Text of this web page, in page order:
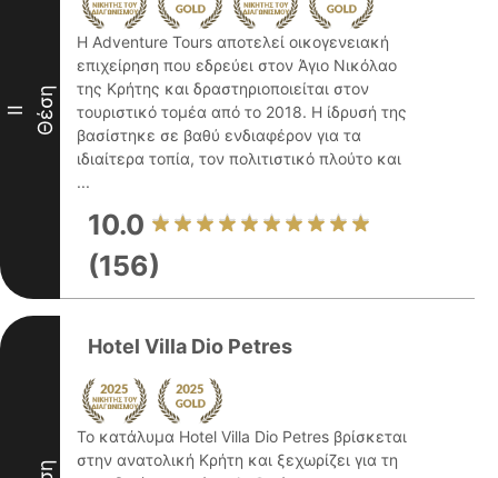
II Θέση
Η Adventure Tours αποτελεί οικογενειακή
επιχείρηση που εδρεύει στον Άγιο Νικόλαο
της Κρήτης και δραστηριοποιείται στον
τουριστικό τομέα από το 2018. Η ίδρυσή της
βασίστηκε σε βαθύ ενδιαφέρον για τα
ιδιαίτερα τοπία, τον πολιτιστικό πλούτο και
...
10.0
(156)
Hotel Villa Dio Petres
Το κατάλυμα Hotel Villa Dio Petres βρίσκεται
στην ανατολική Κρήτη και ξεχωρίζει για τη